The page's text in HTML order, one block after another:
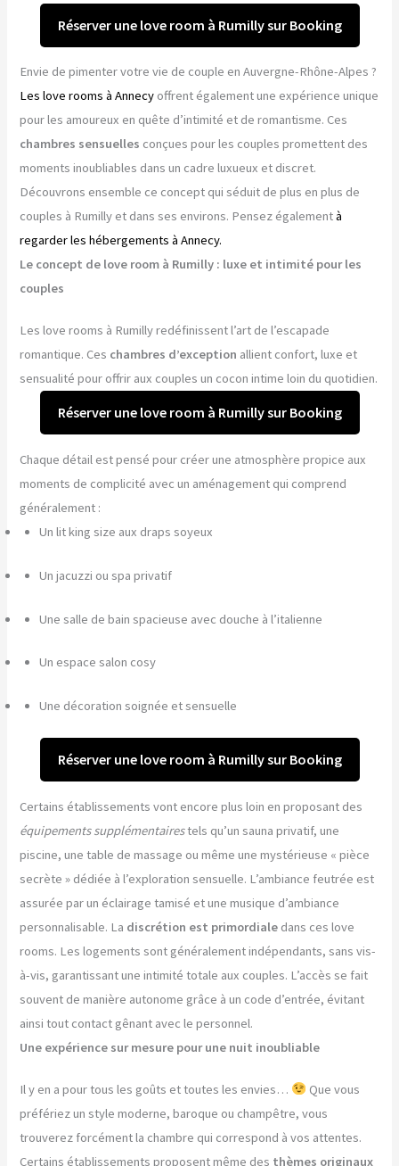
Réserver une love room à Rumilly sur Booking
Envie de pimenter votre vie de couple en Auvergne-Rhône-Alpes ?
Les love rooms à Annecy offrent également une expérience unique
pour les amoureux en quête d’intimité et de romantisme. Ces
chambres sensuelles conçues pour les couples promettent des
moments inoubliables dans un cadre luxueux et discret.
Découvrons ensemble ce concept qui séduit de plus en plus de
couples à Rumilly et dans ses environs. Pensez égalementà
regarder les hébergements à Annecy.
Le concept de love room à Rumilly : luxe et intimité pour les
couples
Les love rooms à Rumilly redéfinissent l’art de l’escapade
romantique. Ces chambres d’exception allient confort, luxe et
sensualité pour offrir aux couples un cocon intime loin du quotidien.
Réserver une love room à Rumilly sur Booking
Chaque détail est pensé pour créer une atmosphère propice aux
moments de complicité avec un aménagement qui comprend
généralement :
Un lit king size aux draps soyeux
Un jacuzzi ou spa privatif
Une salle de bain spacieuse avec douche à l’italienne
Un espace salon cosy
Une décoration soignée et sensuelle
Réserver une love room à Rumilly sur Booking
Certains établissements vont encore plus loin en proposant des
équipements supplémentairestels qu’un sauna privatif, une
piscine, une table de massage ou même une mystérieuse « pièce
secrète » dédiée à l’exploration sensuelle. L’ambiance feutrée est
assurée par un éclairage tamisé et une musique d’ambiance
personnalisable. La discrétion est primordiale dans ces love
rooms. Les logements sont généralement indépendants, sans vis-
à-vis, garantissant une intimité totale aux couples. L’accès se fait
souvent de manière autonome grâce à un code d’entrée, évitant
ainsi tout contact gênant avec le personnel.
Une expérience sur mesure pour une nuit inoubliable
Il y en a pour tous les goûts et toutes les envies…
Que vous
préfériez un style moderne, baroque ou champêtre, vous
trouverez forcément la chambre qui correspond à vos attentes.
Certains établissements proposent même des thèmes originaux